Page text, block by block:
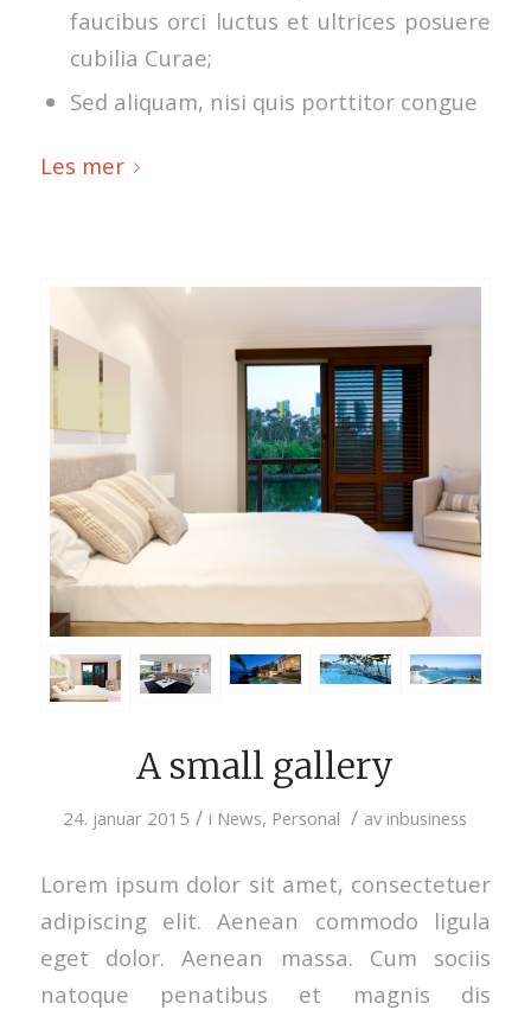
faucibus orci luctus et ultrices posuere
cubilia Curae;
Sed aliquam, nisi quis porttitor congue
Les mer
A small gallery
24. januar 2015 / i News, Personal / av inbusiness
Lorem ipsum dolor sit amet, consectetuer
adipiscing elit. Aenean commodo ligula
eget dolor. Aenean massa. Cum sociis
natoque penatibus et magnis dis